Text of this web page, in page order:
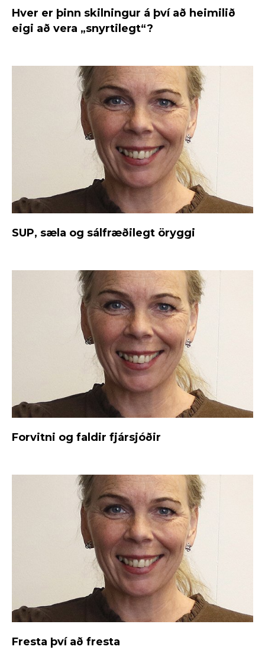
Hver er þinn skilningur á því að heimilið
eigi að vera „snyrtilegt“?
SUP, sæla og sálfræðilegt öryggi
Forvitni og faldir fjársjóðir
Fresta því að fresta